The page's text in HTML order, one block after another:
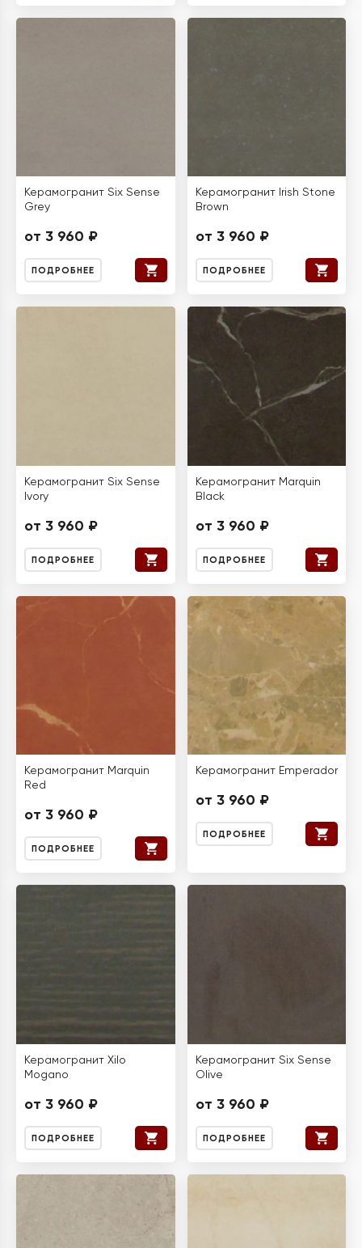
Керамогранит Six Sense
Grey
от 3 960 ₽
ПОДРОБНЕЕ
Керамогранит Irish Stone
Brown
от 3 960 ₽
ПОДРОБНЕЕ
Керамогранит Six Sense
Ivory
от 3 960 ₽
ПОДРОБНЕЕ
Керамогранит Marquin
Black
от 3 960 ₽
ПОДРОБНЕЕ
Керамогранит Marquin
Red
от 3 960 ₽
ПОДРОБНЕЕ
Керамогранит Emperador
от 3 960 ₽
ПОДРОБНЕЕ
Керамогранит Xilo
Mogano
от 3 960 ₽
ПОДРОБНЕЕ
Керамогранит Six Sense
Olive
от 3 960 ₽
ПОДРОБНЕЕ